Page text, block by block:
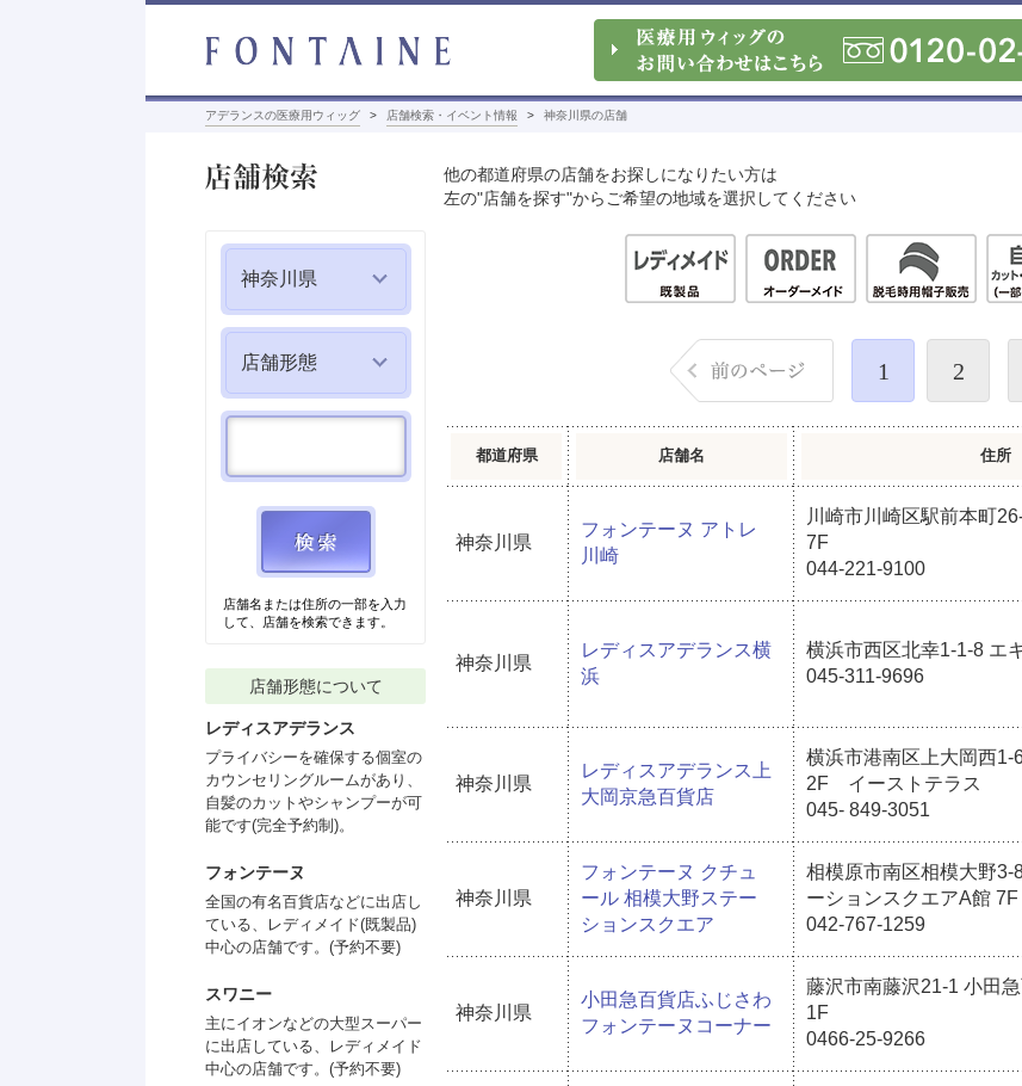
アデランスの医療用ウィッグ 店舗検索・イベント情報 神奈川県の店舗
神奈川県
店舗名または住所の一部を入力
して、店舗を検索できます。
店舗形態について
レディスアデランス
プライバシーを確保する個室の
カウンセリングルームがあり、
自髪のカットやシャンプーが可
能です(完全予約制)。
フォンテーヌ
全国の有名百貨店などに出店し
ている、レディメイド(既製品)
中心の店舗です。(予約不要)
スワニー
主にイオンなどの大型スーパー
に出店している、レディメイド
中心の店舗です。(予約不要)
他の都道府県の店舗をお探しになりたい方は
左の"店舗を探す"からご希望の地域を選択してください
1 2
都道府県 店舗名 住所
神奈川県
フォンテーヌ アトレ
川崎
川崎市川崎区駅前本町
7F
044-221-9100
神奈川県
レディスアデランス横
浜
横浜市西区北幸1-1-8 エ
045-311-9696
神奈川県
レディスアデランス上
大岡京急百貨店
横浜市港南区上大岡西1-
2F イーストテラス
045- 849-3051
神奈川県
フォンテーヌ クチュ
ール 相模大野ステー
ションスクエア
相模原市南区相模大野3-
ーションスクエアA館 7F
042-767-1259
神奈川県
小田急百貨店ふじさわ
フォンテーヌコーナー
藤沢市南藤沢21-1 小田
1F
0466-25-9266